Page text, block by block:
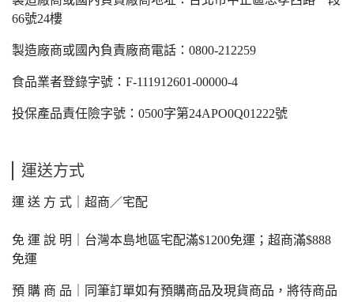
66號24樓
製造廠商或國內負責廠商電話：0800-212259
食品業者登錄字號：F-111912601-00000-4
投保產品責任險字號：0500字第24APO0Q01222號
運送方式
運 送 方 式｜超商／宅配
免 運 說 明｜台灣本島地區宅配滿$1200免運；超商滿$888
免運
預 購 商 品｜同筆訂單如有預購商品及現貨商品，將待商品